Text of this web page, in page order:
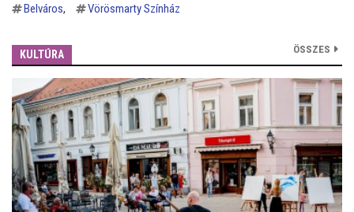
Belváros Vörösmarty Színház
KULTÚRA ÖSSZES